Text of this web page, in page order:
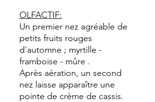
OLFACTIF:
Un premier nez agréable de
petits fruits rouges
d'automne ; myrtille -
framboise - mûre .
Après aération, un second
nez laisse apparaître une
pointe de crème de cassis.